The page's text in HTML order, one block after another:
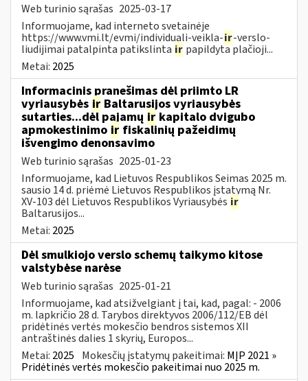
Web turinio sąrašas 2025-03-17
Informuojame, kad interneto svetainėje
https://www.vmi.lt/evmi/individuali-veikla-ir-verslo-
liudijimai patalpinta patikslinta ir papildyta plačioji...
Metai: 2025
Informacinis pranešimas dėl priimto LR
vyriausybės ir Baltarusijos vyriausybės
sutarties...dėl pajamų ir kapitalo dvigubo
apmokestinimo ir fiskalinių pažeidimų
išvengimo denonsavimo
Web turinio sąrašas 2025-01-23
Informuojame, kad Lietuvos Respublikos Seimas 2025 m.
sausio 14 d. priėmė Lietuvos Respublikos įstatymą Nr.
XV-103 dėl Lietuvos Respublikos Vyriausybės ir
Baltarusijos...
Metai: 2025
Dėl smulkiojo verslo schemų taikymo kitose
valstybėse narėse
Web turinio sąrašas 2025-01-21
Informuojame, kad atsižvelgiant į tai, kad, pagal: - 2006
m. lapkričio 28 d. Tarybos direktyvos 2006/112/EB dėl
pridėtinės vertės mokesčio bendros sistemos XII
antraštinės dalies 1 skyrių, Europos...
Metai: 2025 Mokesčių įstatymų pakeitimai: MĮP 2021 »
Pridėtinės vertės mokesčio pakeitimai nuo 2025 m.